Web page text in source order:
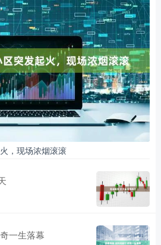
，现场浓烟滚滚
一生落幕